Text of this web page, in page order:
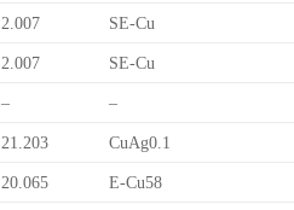
2.007 SE-Cu
2.007 SE-Cu
– –
21.203 CuAg0.1
20.065 E-Cu58